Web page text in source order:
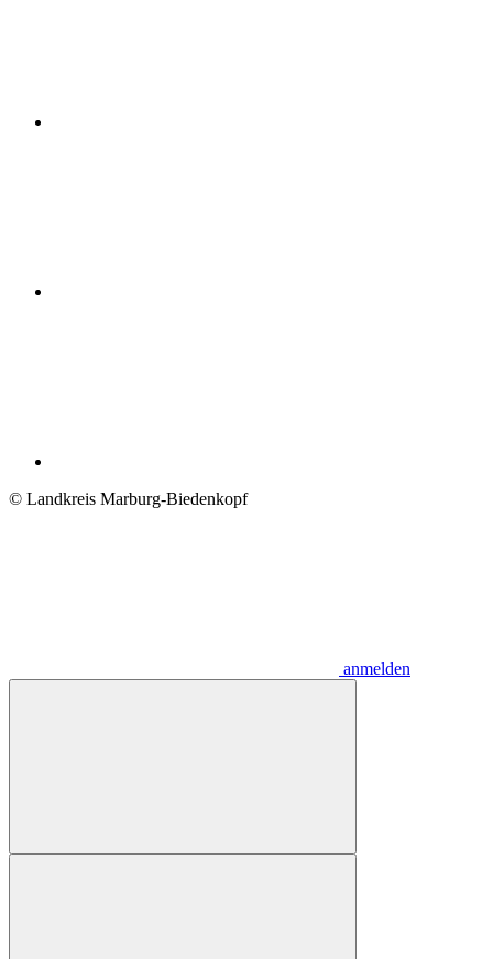
© Landkreis Marburg-Biedenkopf
anmelden